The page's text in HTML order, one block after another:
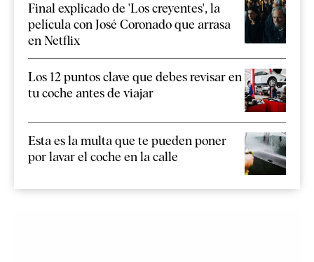
Final explicado de 'Los creyentes', la
película con José Coronado que arrasa
en Netflix
Los 12 puntos clave que debes revisar en
tu coche antes de viajar
Esta es la multa que te pueden poner
por lavar el coche en la calle